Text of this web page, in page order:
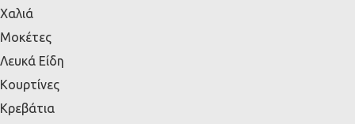
Χαλιά
Μοκέτες
Λευκά Είδη
Κουρτίνες
Κρεβάτια